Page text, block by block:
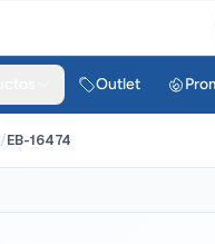
Outlet
/EB-16474